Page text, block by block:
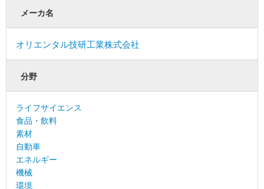
メーカ名
オリエンタル技研工業株式会社
分野
ライフサイエンス
食品・飲料
素材
自動車
エネルギー
機械
環境